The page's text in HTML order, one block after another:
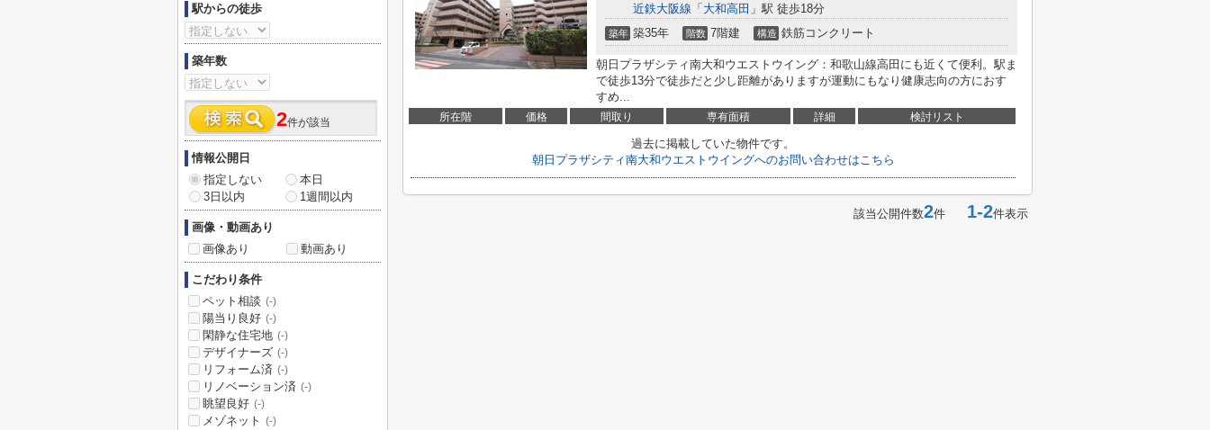
近鉄大阪線 「 大和高田 」駅 徒歩18分
築年 築35年 階数 7階建 構造 鉄筋コンクリート
朝日プラザシティ南大和ウエストウイング：和歌山線高田にも近くて便利。駅ま
で徒歩13分で徒歩だと少し距離がありますが運動にもなり健康志向の方におす
すめ...
所在階 価格 間取り 専有面積 詳細 検討リスト
過去に掲載していた物件です。
朝日プラザシティ南大和ウエストウイングへのお問い合わせはこちら
該当公開件数2件 1-2件表示
駅からの徒歩
築年数
2件が該当
情報公開日
指定しない
本日
3日以内
1週間以内
画像・動画あり
画像あり
動画あり
こだわり条件
ペット相談 (-)
陽当り良好 (-)
閑静な住宅地 (-)
デザイナーズ (-)
リフォーム済 (-)
リノベーション済 (-)
眺望良好 (-)
メゾネット (-)